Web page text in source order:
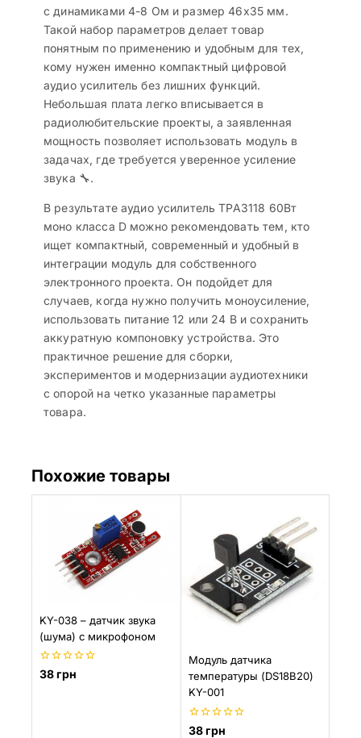
с динамиками 4-8 Ом и размер 46х35 мм.
Такой набор параметров делает товар
понятным по применению и удобным для тех,
кому нужен именно компактный цифровой
аудио усилитель без лишних функций.
Небольшая плата легко вписывается в
радиолюбительские проекты, а заявленная
мощность позволяет использовать модуль в
задачах, где требуется уверенное усиление
звука 🔧.
В результате аудио усилитель TPA3118 60Вт
моно класса D можно рекомендовать тем, кто
ищет компактный, современный и удобный в
интеграции модуль для собственного
электронного проекта. Он подойдет для
случаев, когда нужно получить моноусиление,
использовать питание 12 или 24 В и сохранить
аккуратную компоновку устройства. Это
практичное решение для сборки,
экспериментов и модернизации аудиотехники
с опорой на четко указанные параметры
товара.
Похожие товары
KY-038 – датчик звука
(шума) с микрофоном
0
38грн
Модуль датчика
температуры (DS18B20)
KY-001
0
38грн